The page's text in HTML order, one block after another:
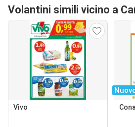
Volantini simili vicino a
Vivo